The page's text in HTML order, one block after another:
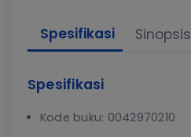
Spesifikasi Sinopsis
Spesifikasi
Kode buku: 0042970210